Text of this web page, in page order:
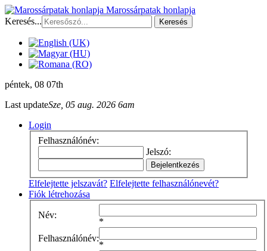
Marossárpatak honlapja
Keresés...
Keresés
péntek, 08 07th
Last updateSze, 05 aug. 2026 6am
Login
Felhasználónév:
Jelszó:
Elfelejtette jelszavát? Elfelejtette felhasználónevét?
Fiók létrehozása
Név:
*
Felhasználónév:
*